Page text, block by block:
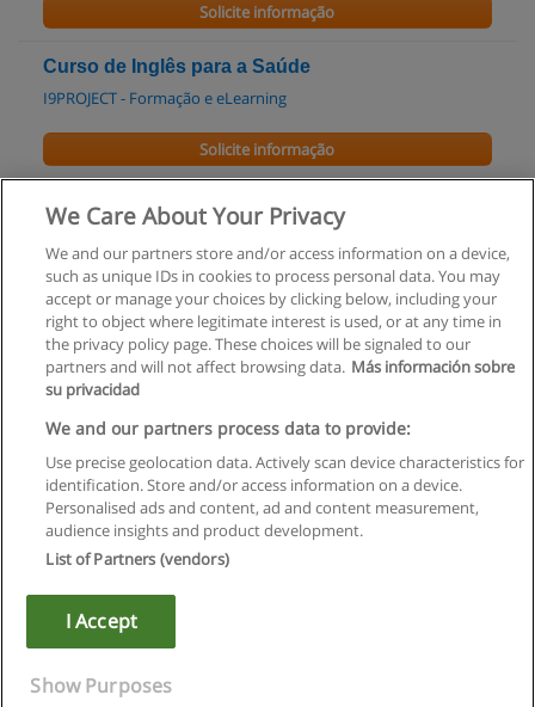
Solicite informação
Curso de Inglês para a Saúde
I9PROJECT - Formação e eLearning
Solicite informação
Curso de Espanhol B1
Solicite informação
Regras de uso
Privacidade de dados
Entrar em contato com Educaedu
Copyright © Educaedu Business S.L. - CIF : B-95610580: -
We Care About Your Privacy
We and our partners store and/or access information on a device,
such as unique IDs in cookies to process personal data. You may
accept or manage your choices by clicking below, including your
right to object where legitimate interest is used, or at any time in
the privacy policy page. These choices will be signaled to our
partners and will not affect browsing data. Más información sobre
su privacidad
We and our partners process data to provide:
Use precise geolocation data. Actively scan device characteristics for
identification. Store and/or access information on a device.
Personalised ads and content, ad and content measurement,
audience insights and product development.
List of Partners (vendors)
I Accept
Show Purposes